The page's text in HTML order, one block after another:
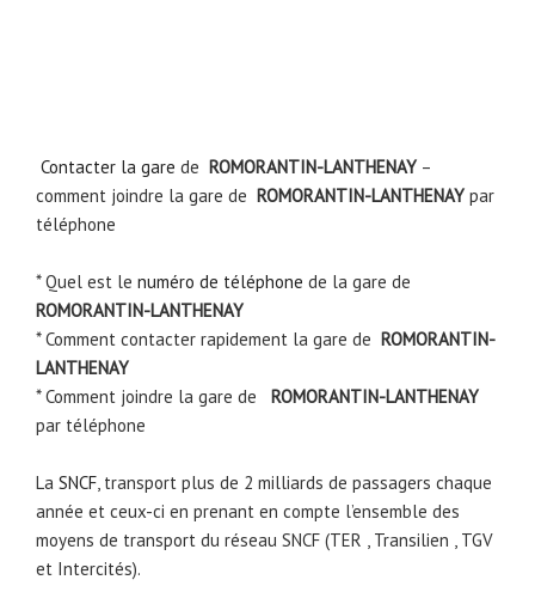
Contacter la gare de ROMORANTIN-LANTHENAY –
comment joindre la gare de ROMORANTIN-LANTHENAY par
téléphone
* Quel est le numéro de téléphone de la gare de
ROMORANTIN-LANTHENAY
* Comment contacter rapidement la gare de ROMORANTIN-
LANTHENAY
* Comment joindre la gare de
ROMORANTIN-LANTHENAY
par téléphone
La SNCF, transport plus de 2 milliards de passagers chaque
année et ceux-ci en prenant en compte l’ensemble des
moyens de transport du réseau SNCF (TER , Transilien , TGV
et Intercités).